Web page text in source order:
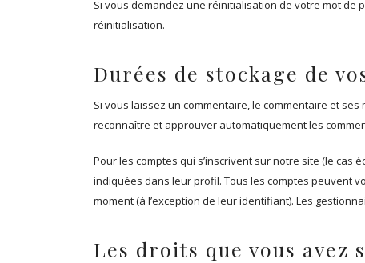
Si vous demandez une réinitialisation de votre mot de
réinitialisation.
Durées de stockage de
Si vous laissez un commentaire, le commentaire et
reconnaître et approuver automatiquement les
Pour les comptes qui s’inscrivent sur notre site (le
indiquées dans leur profil. Tous les comptes peuvent
moment (à l’exception de leur identifiant). Les
Les droits que vous avez